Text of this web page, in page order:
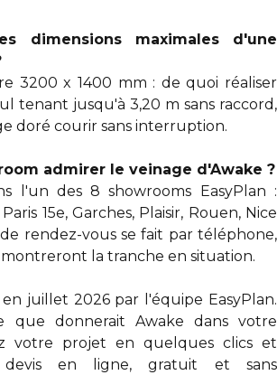
dimensions maximales d'une
3200 x 1400 mm : de quoi réaliser
tenant jusqu'à 3,20 m sans raccord,
doré courir sans interruption.
admirer le veinage d'Awake ?
l'un des 8 showrooms EasyPlan :
15e, Garches, Plaisir, Rouen, Nice
rendez-vous se fait par téléphone,
la tranche en situation.
en juillet 2026 par l'équipe EasyPlan.
que donnerait Awake dans votre
votre projet en quelques clics et
en ligne, gratuit et sans